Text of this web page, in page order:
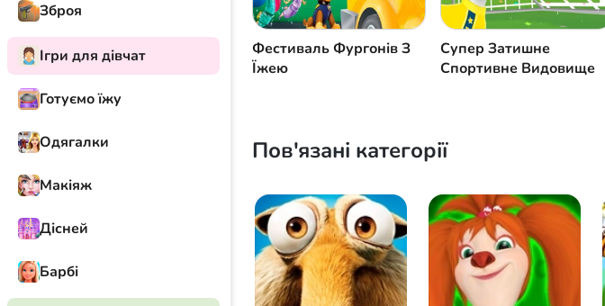
Зброя
Ігри для дівчат
Готуємо їжу
Одягалки
Макіяж
Дісней
Барбі
Фестиваль Фургонів З
Їжею
Супер Затишне
Спортивне Видовище
Пов'язані категорії